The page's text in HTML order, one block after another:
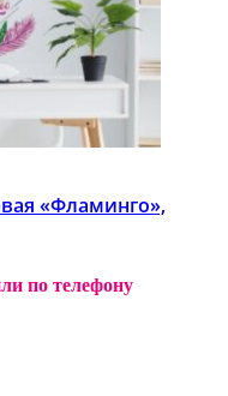
«Фламинго»,
по телефону